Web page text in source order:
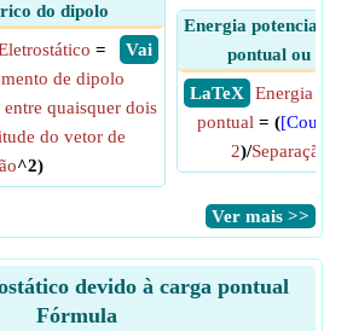
do dipolo
​ Vai
=
de dipolo
quaisquer dois
do vetor de
^2)
Energia potencial
pontual ou
​ LaTeX
Energia
pontual = (
2)/Separação
​Ver mais >>
devido à carga pontual
Fórmula